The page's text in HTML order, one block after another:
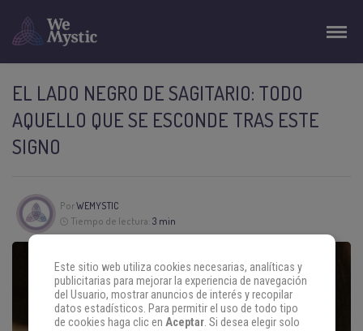
EL LADO NEGRO DE SAGITARIO: TODO
AQUELLO QUE SE ESCONDE TRAS ESTE
SIGNO
PorWEMYSTIC
Tiempo de lectura: 3 min
Este sitio web utiliza cookies necesarias, analíticas y
publicitarias para mejorar la experiencia de navegación
del Usuario, mostrar anuncios de interés y recopilar
datos estadísticos. Para permitir el uso de todo tipo
de cookies haga clic en Aceptar. Si desea elegir solo